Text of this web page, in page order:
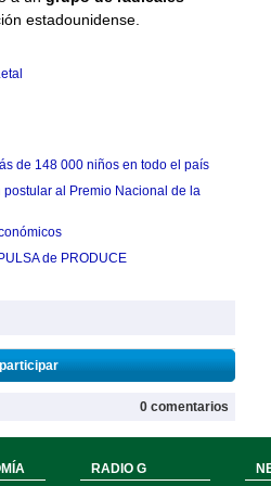
estadounidense.
de 148 000 niños en todo el país
al Premio Nacional de la
de PRODUCE
0 comentarios
RADIO G